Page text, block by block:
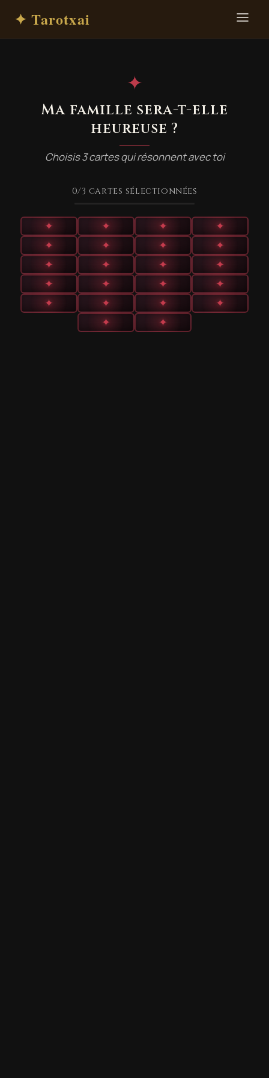
✦ Tarotxai
✦
Ma famille sera-t-elle
heureuse ?
Choisis 3 cartes qui résonnent avec toi
0/3 cartes sélectionnées
✦ ✦ ✦
✦
✦
✦ ✦
✦
✦
✦ ✦
✦
✦
✦ ✦
✦
✦
✦ ✦
✦
✦
✦